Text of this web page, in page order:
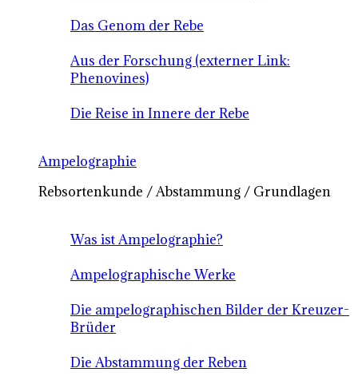
Das Genom der Rebe
Aus der Forschung (externer Link:
Phenovines)
Die Reise in Innere der Rebe
Ampelographie
Rebsortenkunde / Abstammung / Grundlagen
Was ist Ampelographie?
Ampelographische Werke
Die ampelographischen Bilder der Kreuzer-
Brüder
Die Abstammung der Reben